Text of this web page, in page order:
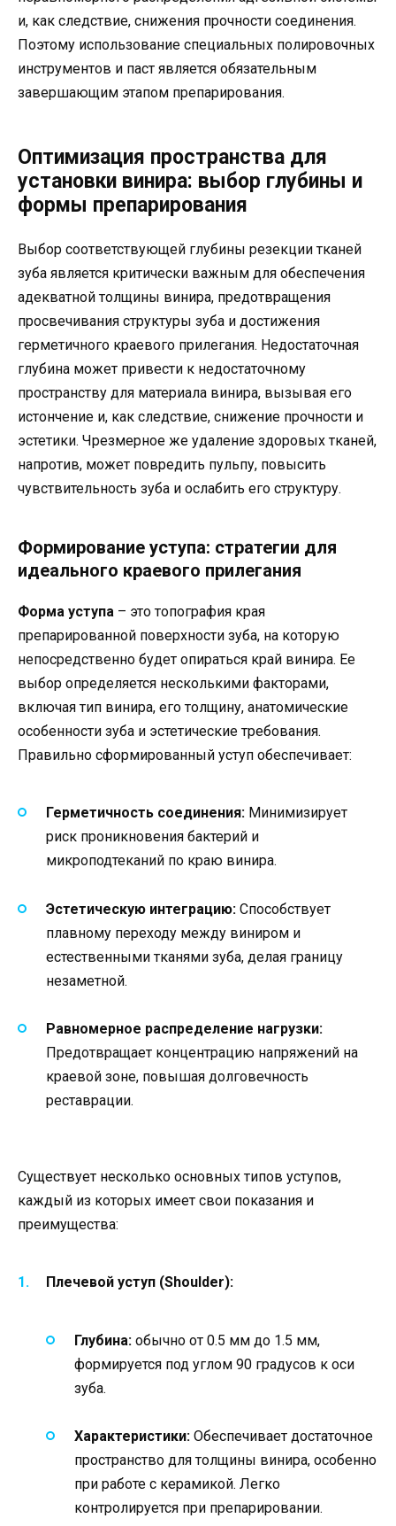
и, как следствие, снижения прочности соединения.
Поэтому использование специальных полировочных
инструментов и паст является обязательным
завершающим этапом препарирования.
Оптимизация пространства для
установки винира: выбор глубины и
формы препарирования
Выбор соответствующей глубины резекции тканей
зуба является критически важным для обеспечения
адекватной толщины винира, предотвращения
просвечивания структуры зуба и достижения
герметичного краевого прилегания. Недостаточная
глубина может привести к недостаточному
пространству для материала винира, вызывая его
истончение и, как следствие, снижение прочности и
эстетики. Чрезмерное же удаление здоровых тканей,
напротив, может повредить пульпу, повысить
чувствительность зуба и ослабить его структуру.
Формирование уступа: стратегии для
идеального краевого прилегания
Форма уступа – это топография края
препарированной поверхности зуба, на которую
непосредственно будет опираться край винира. Ее
выбор определяется несколькими факторами,
включая тип винира, его толщину, анатомические
особенности зуба и эстетические требования.
Правильно сформированный уступ обеспечивает:
Герметичность соединения: Минимизирует
риск проникновения бактерий и
микроподтеканий по краю винира.
Эстетическую интеграцию: Способствует
плавному переходу между виниром и
естественными тканями зуба, делая границу
незаметной.
Равномерное распределение нагрузки:
Предотвращает концентрацию напряжений на
краевой зоне, повышая долговечность
реставрации.
Существует несколько основных типов уступов,
каждый из которых имеет свои показания и
преимущества:
Плечевой уступ (Shoulder):
Глубина: обычно от 0.5 мм до 1.5 мм,
формируется под углом 90 градусов к оси
зуба.
Характеристики: Обеспечивает достаточное
пространство для толщины винира, особенно
при работе с керамикой. Легко
контролируется при препарировании.